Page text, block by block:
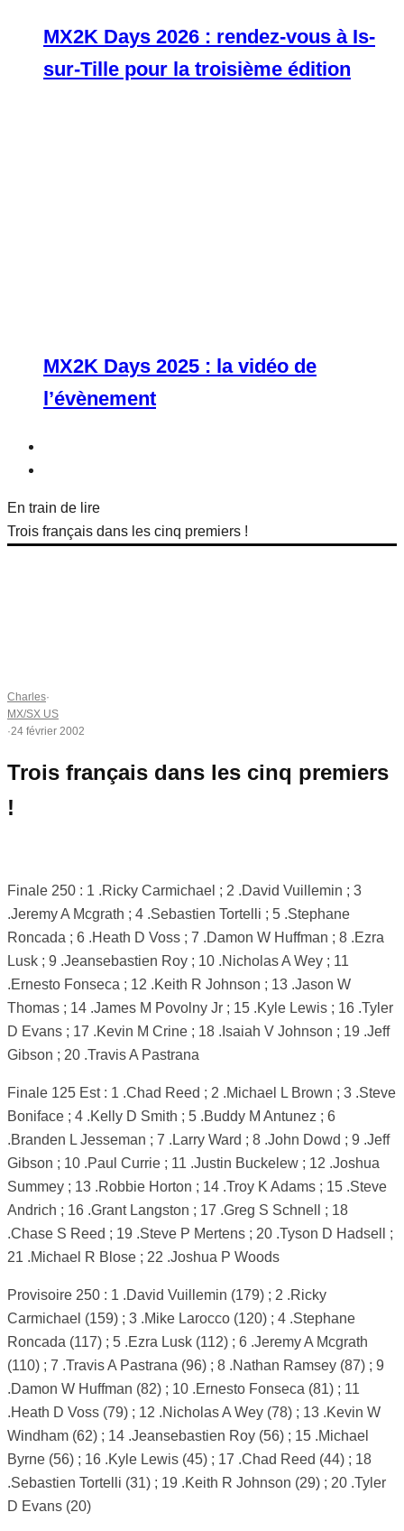
MX2K Days 2026 : rendez-vous à Is-
sur-Tille pour la troisième édition
MX2K Days 2025 : la vidéo de
l’évènement
En train de lire
Trois français dans les cinq premiers !
Charles·
MX/SX US
·24 février 2002
Trois français dans les cinq premiers
!
Finale 250 : 1 .Ricky Carmichael ; 2 .David Vuillemin ; 3
.Jeremy A Mcgrath ; 4 .Sebastien Tortelli ; 5 .Stephane
Roncada ; 6 .Heath D Voss ; 7 .Damon W Huffman ; 8 .Ezra
Lusk ; 9 .Jeansebastien Roy ; 10 .Nicholas A Wey ; 11
.Ernesto Fonseca ; 12 .Keith R Johnson ; 13 .Jason W
Thomas ; 14 .James M Povolny Jr ; 15 .Kyle Lewis ; 16 .Tyler
D Evans ; 17 .Kevin M Crine ; 18 .Isaiah V Johnson ; 19 .Jeff
Gibson ; 20 .Travis A Pastrana
Finale 125 Est : 1 .Chad Reed ; 2 .Michael L Brown ; 3 .Steve
Boniface ; 4 .Kelly D Smith ; 5 .Buddy M Antunez ; 6
.Branden L Jesseman ; 7 .Larry Ward ; 8 .John Dowd ; 9 .Jeff
Gibson ; 10 .Paul Currie ; 11 .Justin Buckelew ; 12 .Joshua
Summey ; 13 .Robbie Horton ; 14 .Troy K Adams ; 15 .Steve
Andrich ; 16 .Grant Langston ; 17 .Greg S Schnell ; 18
.Chase S Reed ; 19 .Steve P Mertens ; 20 .Tyson D Hadsell ;
21 .Michael R Blose ; 22 .Joshua P Woods
Provisoire 250 : 1 .David Vuillemin (179) ; 2 .Ricky
Carmichael (159) ; 3 .Mike Larocco (120) ; 4 .Stephane
Roncada (117) ; 5 .Ezra Lusk (112) ; 6 .Jeremy A Mcgrath
(110) ; 7 .Travis A Pastrana (96) ; 8 .Nathan Ramsey (87) ; 9
.Damon W Huffman (82) ; 10 .Ernesto Fonseca (81) ; 11
.Heath D Voss (79) ; 12 .Nicholas A Wey (78) ; 13 .Kevin W
Windham (62) ; 14 .Jeansebastien Roy (56) ; 15 .Michael
Byrne (56) ; 16 .Kyle Lewis (45) ; 17 .Chad Reed (44) ; 18
.Sebastien Tortelli (31) ; 19 .Keith R Johnson (29) ; 20 .Tyler
D Evans (20)